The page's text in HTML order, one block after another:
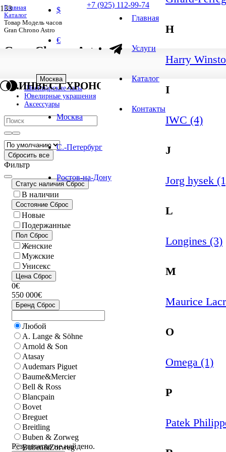
+7 (925) 112-99-74
$
€
Москва
Москва
С.-Петербург
Ростов-на-Дону
Главная
Услуги
Каталог
Контакты
H
Harry
I
IWC (4)
J
Jorg hysek
L
Longines (3)
M
Maurice
O
Omega (1)
P
Patek
ИНВЕСТ ХРОНО
Главная
Каталог
Товар Модель часов
Gran Chrono Astro
Gran Chrono Astro
результатов
Швейцарские часы
Ювелирные украшения
Аксессуары
Сбросить все
Фильтр
Статус наличия Сброс
В наличии
Состояние Сброс
Новые
Подержанные
Пол Сброс
Женские
Мужские
Унисекс
Цена Сброс
0€
550 000€
Бренд Сброс
Любой
A. Lange & Söhne
Arnold & Son
Atasay
Audemars Piguet
Baume&Mercier
Bell & Ross
Blancpain
Bovet
Breguet
Breitling
Buben & Zorweg
Buben&Zorweg
Результатов не найдено.